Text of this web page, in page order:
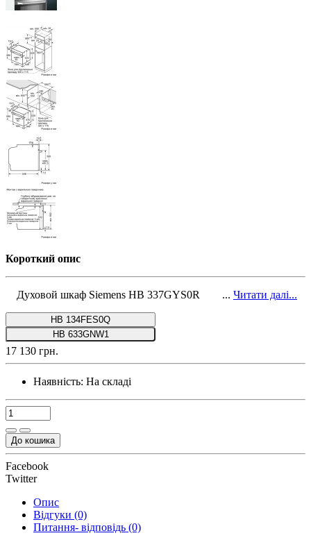
Короткий опис
Духовой шкаф Siemens HB 337GYS0R ... Читати далі...
HB 134FES0Q
HB 633GNW1
17 130 грн.
Наявність: На складі
До кошика
Facebook
Twitter
Опис
Відгуки (0)
Питання- відповідь (0)